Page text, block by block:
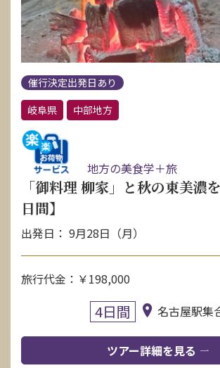
催行決定出発日あり
岐阜県
中部地方
地方の美食学＋旅
「御料理 柳家」と秋の東美濃
日間】
出発日： 9月28日（月）
旅行代金：￥198,000
4日間 名古屋駅集
ツアー詳細を見る